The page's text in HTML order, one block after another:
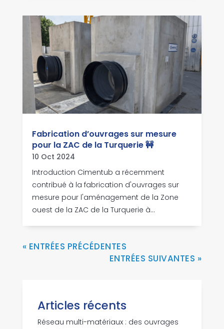
Fabrication d’ouvrages sur mesure
pour la ZAC de la Turquerie 🚧
10 Oct 2024
Introduction Cimentub a récemment
contribué à la fabrication d'ouvrages sur
mesure pour l'aménagement de la Zone
ouest de la ZAC de la Turquerie à...
« ENTRÉES PRÉCÉDENTES
ENTRÉES SUIVANTES »
Articles récents
Réseau multi-matériaux : des ouvrages